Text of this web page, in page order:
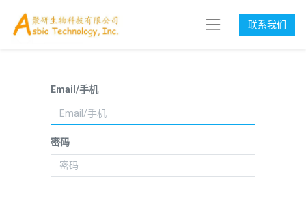
联系我们
Email/手机
密码